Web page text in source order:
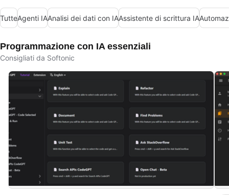
TutteAgenti IAAnalisi dei dati con IAAssistente di scrittura IA
Programmazione con IA essenziali
Consigliati da Softonic